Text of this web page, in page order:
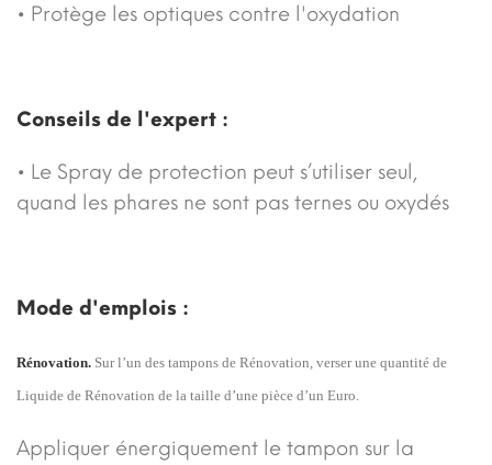
• Protège les optiques contre l'oxydation
Conseils de l'expert :
• Le Spray de protection peut s’utiliser seul,
quand les phares ne sont pas ternes ou oxydés
Mode d'emplois :
Rénovation. Sur l’un des tampons de Rénovation, verser une quantité de
Liquide de Rénovation de la taille d’une pièce d’un Euro.
Appliquer énergiquement le tampon sur la